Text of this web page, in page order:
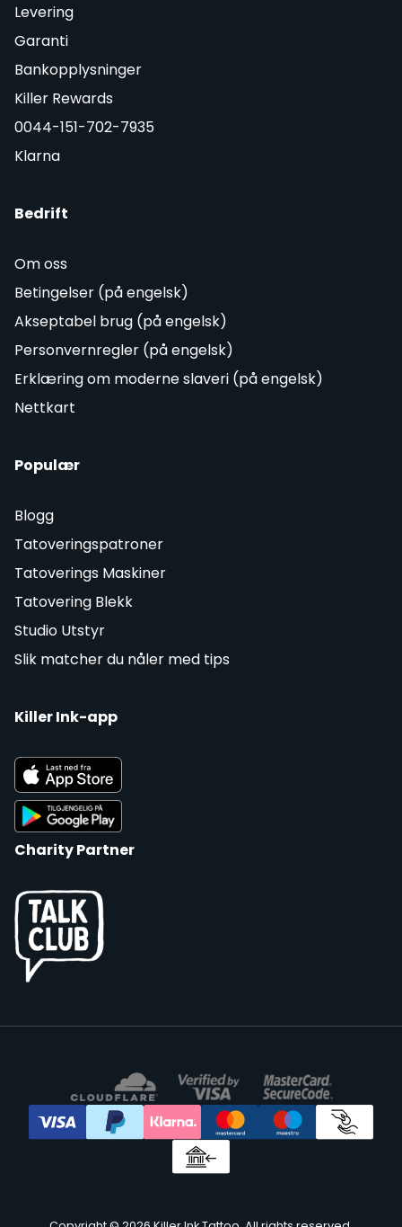
Levering
Garanti
Bankopplysninger
Killer Rewards
0044-151-702-7935
Klarna
Bedrift
Om oss
Betingelser (på engelsk)
Akseptabel brug (på engelsk)
Personvernregler (på engelsk)
Erklæring om moderne slaveri (på engelsk)
Nettkart
Populær
Blogg
Tatoveringspatroner
Tatoverings Maskiner
Tatovering Blekk
Studio Utstyr
Slik matcher du nåler med tips
Killer Ink-app
Charity Partner